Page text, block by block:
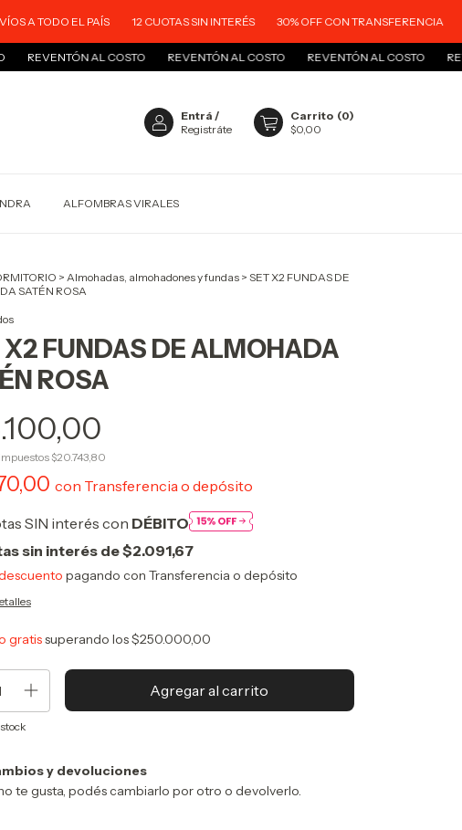
EL PAÍS 12 CUOTAS SIN INTERÉS 30% OFF CON TRANSFERENCIA ENVÍOS A
AL COSTO REVENTÓN AL COSTO REVENTÓN AL COSTO REVENTÓN AL
Entrá /
Registráte
Carrito (0)
$0,00
ALFOMBRAS VIRALES
> Almohadas, almohadones y fundas > SET X2 FUNDAS DE
SATÉN ROSA
X2 FUNDAS DE ALMOHADA
ROSA
$20.743,80
con Transferencia o depósito
SIN interés con DÉBITO
sin interés de$2.091,67
pagando con Transferencia o depósito
gratissuperando los$250.000,00
y devoluciones
te gusta, podés cambiarlo por otro o devolverlo.